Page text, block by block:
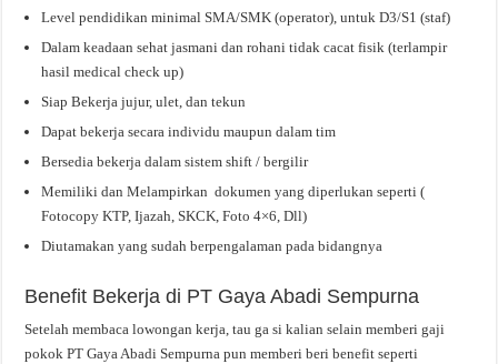
Level pendidikan minimal SMA/SMK (operator), untuk D3/S1 (staf)
Dalam keadaan sehat jasmani dan rohani tidak cacat fisik (terlampir
hasil medical check up)
Siap Bekerja jujur, ulet, dan tekun
Dapat bekerja secara individu maupun dalam tim
Bersedia bekerja dalam sistem shift / bergilir
Memiliki dan Melampirkan dokumen yang diperlukan seperti (
Fotocopy KTP, Ijazah, SKCK, Foto 4×6, Dll)
Diutamakan yang sudah berpengalaman pada bidangnya
Benefit Bekerja di PT Gaya Abadi Sempurna
Setelah membaca lowongan kerja, tau ga si kalian selain memberi gaji
pokok PT Gaya Abadi Sempurna pun memberi beri benefit seperti